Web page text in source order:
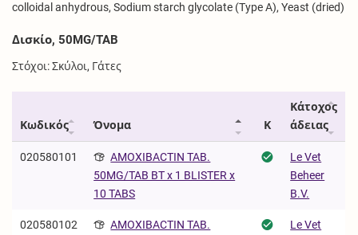
colloidal anhydrous, Sodium starch glycolate (Type A), Yeast (dried)
Δισκίο, 50MG/TAB
Στόχοι: Σκύλοι, Γάτες
Κωδικός Όνομα Κ
Κάτοχος
άδειας
020580101
AMOXIBACTIN TAB.
50MG/TAB BT x 1 BLISTER x
10 TABS
Le Vet
Beheer
B.V.
020580102
AMOXIBACTIN TAB.
Le Vet